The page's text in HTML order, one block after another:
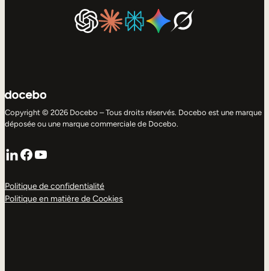
Copyright © 2026 Docebo – Tous droits réservés. Docebo est une marque
déposée ou une marque commerciale de Docebo.
LinkedIn
Facebook
YouTube
Politique de confidentialité
Politique en matière de Cookies